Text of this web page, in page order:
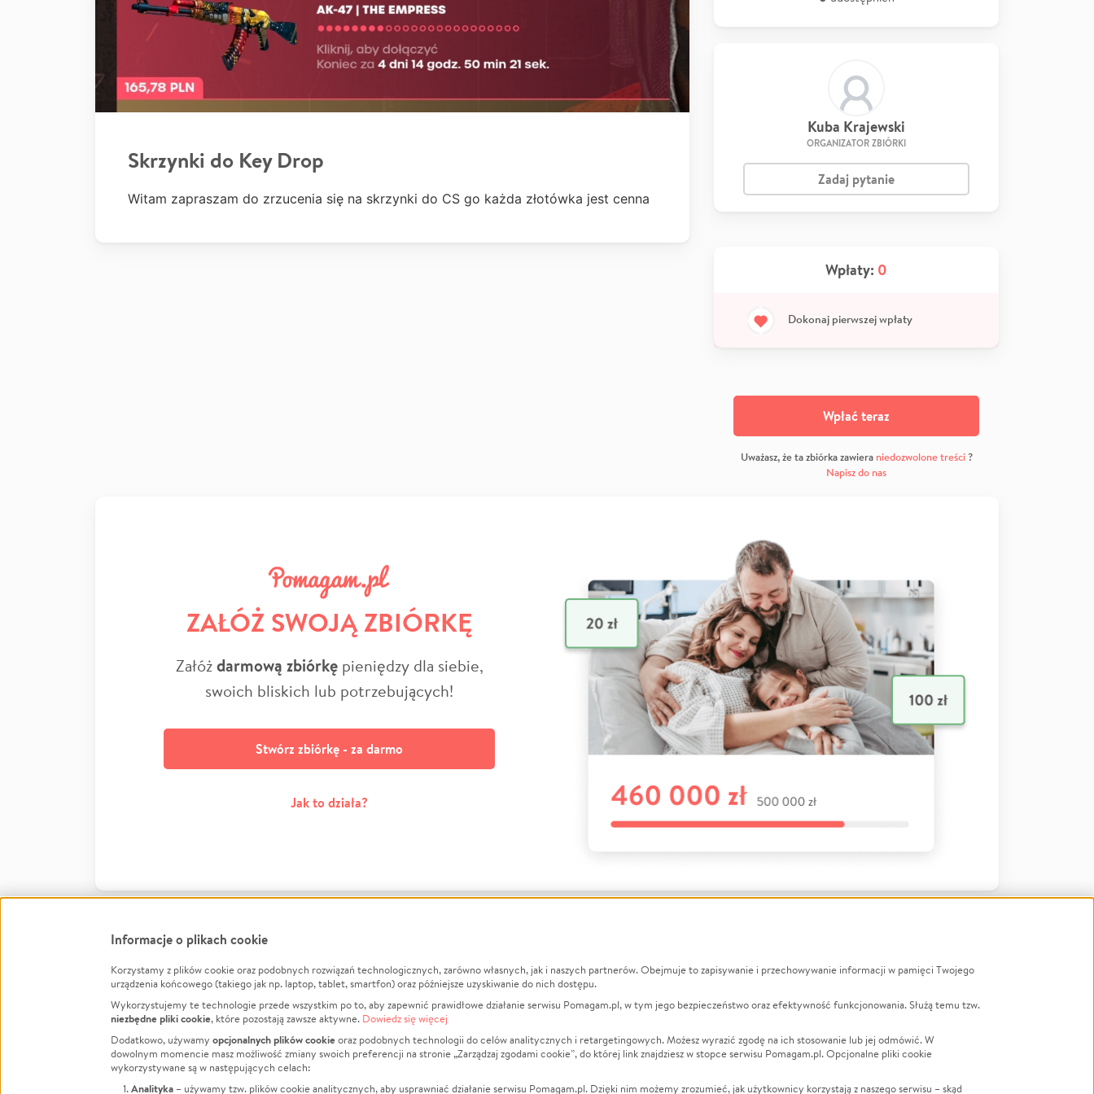
Skrzynki do Key Drop
Witam zapraszam do zrzucenia się na skrzynki do CS go każda złotówka jest cenna
Kuba Krajewski
ORGANIZATOR ZBIÓRKI
Zadaj pytanie
Wpłaty: 0
Dokonaj pierwszej wpłaty
Wpłać teraz
Uważasz, że ta zbiórka zawiera niedozwolone treści?
Napisz do nas
ZAŁÓŻ SWOJĄ ZBIÓRKĘ
Załóżdarmową zbiórkępieniędzy dla siebie,
swoich bliskich lub potrzebujących!
Stwórz zbiórkę - za darmo
Jak to działa?
FacebookTwitter Instagram
LinkedInTikTok Youtube
Informacje
Jak to działa?
Regulamin
Polityka Prywatności
O nas
Opinie
Raporty
Za darmo
Zbieraj na
Leczenie
Zwierzęta
Pożar
LGBTQ+
Powódź
Wichura
Informacje o plikach cookie
Korzystamy z plików cookie oraz podobnych rozwiązań technologicznych, zarówno własnych, jak i naszych partnerów. Obejmuje to zapisywanie i przechowywanie informacji w pamięci Twojego
urządzenia końcowego (takiego jak np. laptop, tablet, smartfon) oraz późniejsze uzyskiwanie do nich dostępu.
Wykorzystujemy te technologie przede wszystkim po to, aby zapewnić prawidłowe działanie serwisu Pomagam.pl, w tym jego bezpieczeństwo oraz efektywność funkcjonowania. Służą temu tzw.
niezbędne pliki cookie, które pozostają zawsze aktywne. Dowiedz się więcej
Dodatkowo, używamy opcjonalnych plików cookieoraz podobnych technologii do celów analitycznych i retargetingowych. Możesz wyrazić zgodę na ich stosowanie lub jej odmówić. W
dowolnym momencie masz możliwość zmiany swoich preferencji na stronie „Zarządzaj zgodami cookie”, do której link znajdziesz w stopce serwisu Pomagam.pl. Opcjonalne pliki cookie
wykorzystywane są w następujących celach:
Analityka – używamy tzw. plików cookie analitycznych, aby usprawniać działanie serwisu Pomagam.pl. Dzięki nim możemy zrozumieć, jak użytkownicy korzystają z naszego serwisu – skąd